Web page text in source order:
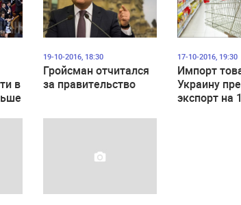
в
19-10-2016, 18:30
Гройсман отчитался
за правительство
17-10-2016, 19:30
Импорт
Украину
экспорт на